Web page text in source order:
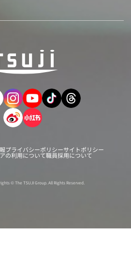
プライバシーポリシーサイトポリシー
の利用について職員採用について
© The TSUJI Group. All Rights Reserved.